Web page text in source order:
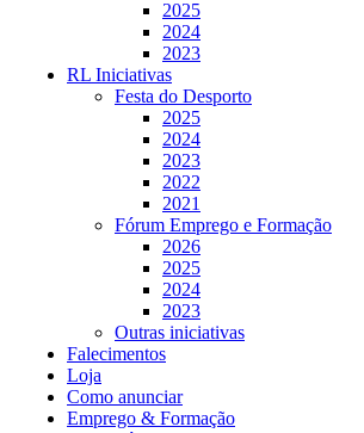
2025
2024
2023
RL Iniciativas
Festa do Desporto
2025
2024
2023
2022
2021
Fórum Emprego e Formação
2026
2025
2024
2023
Outras iniciativas
Falecimentos
Loja
Como anunciar
Emprego & Formação